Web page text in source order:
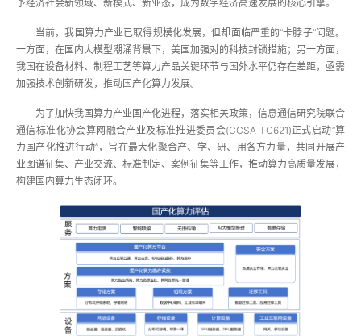
予经济社会新领域、新模式、新业态，成为数字经济高速发展的核心引擎。
当前，我国算力产业已取得规模化发展，但却面临严重的“卡脖子”问题。
一方面，在国内大模型潮涌背景下，美国加强对的科技封锁措施；另一方面，
我国在设备材料、制程工艺等算力产品关键环节与国外水平仍存在差距，亟需
加强技术创新研发，推动国产化算力发展。
为了加快我国算力产业国产化进程，落实相关政策，信息通信研究院联合
通信标准化协会算网融合产业及标准推进委员会(CCSA TC621)正式启动“算
力国产化推进行动”，旨在最大化聚合产、学、研、用各方力量，共同开展产
业图谱征集、产业交流、标准制定、案例征集等工作，推动算力高质量发展，
构建国内算力生态闭环。